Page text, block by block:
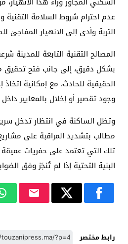
عدم احترام شروط السلامة
التربة وأدى إلى الانهيار المفاجئ
المصالح التقنية التابعة للمدينة
بشكل دقيق، إلى جانب فتح تحقيق
الحقيقية للحادث، مع إمكانية اتخاذ
وجود تقصير أو إخلال بالمعايير
وتظل الساكنة في انتظار تدخل
مطالب بتشديد المراقبة على
تلك التي تعتمد على حفريات
البنية التحتية إذا لم تُنجَز وفق
رابط مختصر